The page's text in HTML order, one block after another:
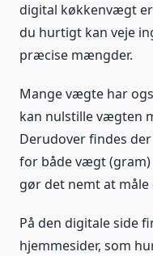
digital køkkenvægt
du hurtigt kan veje
præcise mængder.
Mange vægte har
kan nulstille vægten
Derudover findes
for både vægt
gør det nemt at
På den digitale side
hjemmesider, som